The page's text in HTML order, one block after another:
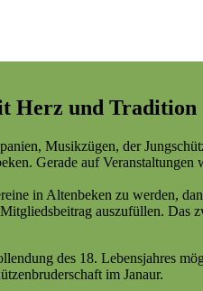
Herz und Tradition
Musikzügen, der
Gerade auf
in Altenbeken zu werden,
auszufüllen. Das
des 18. Lebensjahres
im Janaur.